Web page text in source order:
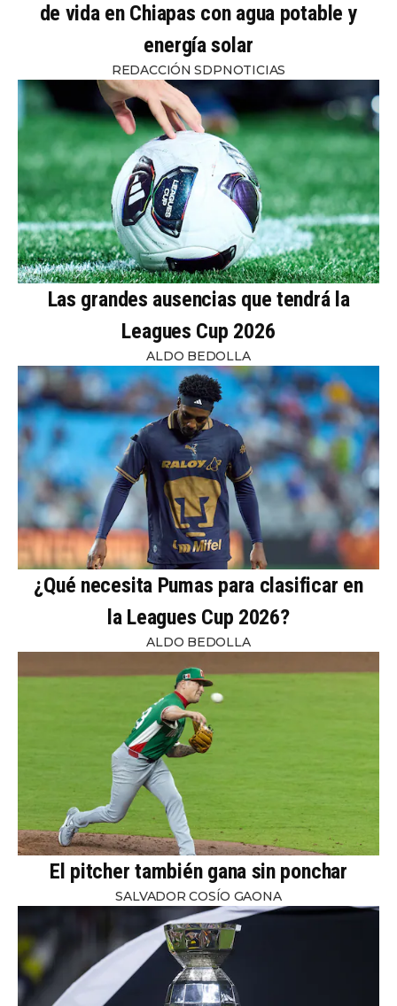
de vida en Chiapas con agua potable y
energía solar
REDACCIÓN SDPNOTICIAS
Las grandes ausencias que tendrá la
Leagues Cup 2026
ALDO BEDOLLA
¿Qué necesita Pumas para clasificar en
la Leagues Cup 2026?
ALDO BEDOLLA
El pitcher también gana sin ponchar
SALVADOR COSÍO GAONA